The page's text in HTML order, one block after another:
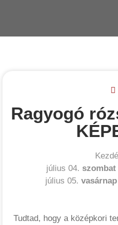
Ragyogó
július 04. szombat
július 05.
Tudtad, hogy a középkori